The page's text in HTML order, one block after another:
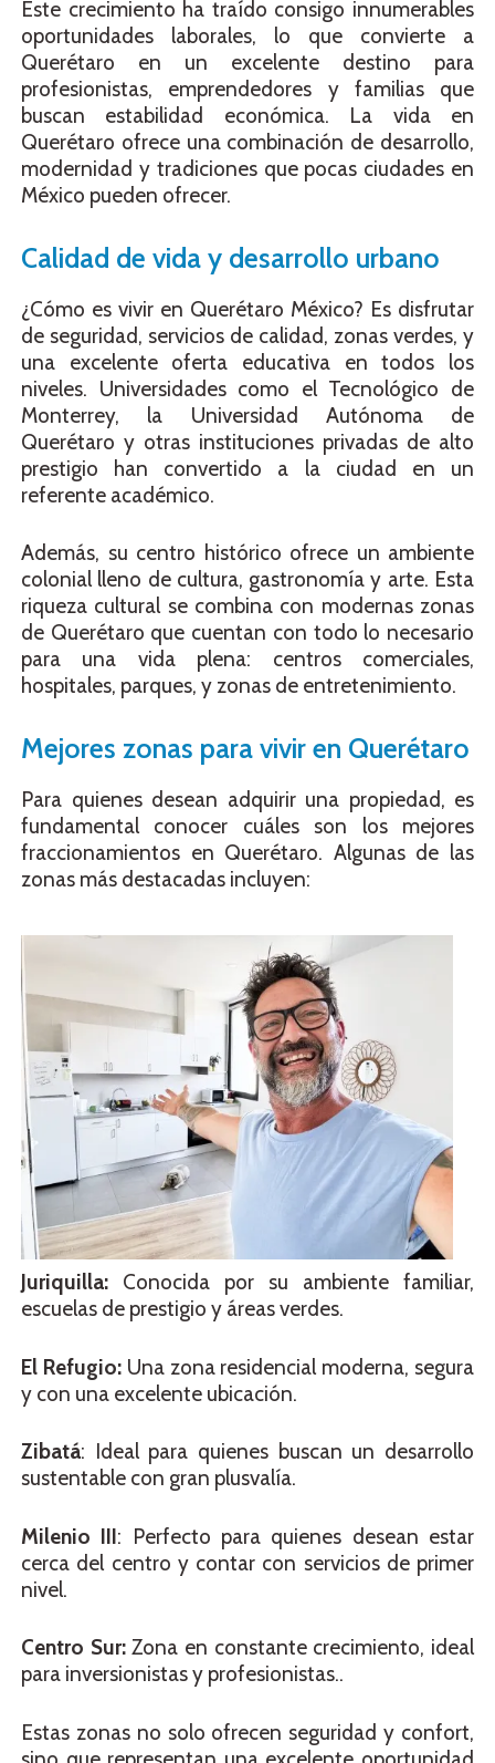
Este crecimiento ha traído consigo innumerables
oportunidades laborales, lo que convierte a
Querétaro en un excelente destino para
profesionistas, emprendedores y familias que
buscan estabilidad económica. La vida en
Querétaro ofrece una combinación de desarrollo,
modernidad y tradiciones que pocas ciudades en
México pueden ofrecer.
Calidad de vida y desarrollo urbano
¿Cómo es vivir en Querétaro México? Es disfrutar
de seguridad, servicios de calidad, zonas verdes, y
una excelente oferta educativa en todos los
niveles. Universidades como el Tecnológico de
Monterrey, la Universidad Autónoma de
Querétaro y otras instituciones privadas de alto
prestigio han convertido a la ciudad en un
referente académico.
Además, su centro histórico ofrece un ambiente
colonial lleno de cultura, gastronomía y arte. Esta
riqueza cultural se combina con modernas zonas
de Querétaro que cuentan con todo lo necesario
para una vida plena: centros comerciales,
hospitales, parques, y zonas de entretenimiento.
Mejores zonas para vivir en Querétaro
Para quienes desean adquirir una propiedad, es
fundamental conocer cuáles son los mejores
fraccionamientos en Querétaro. Algunas de las
zonas más destacadas incluyen:
Juriquilla: Conocida por su ambiente familiar,
escuelas de prestigio y áreas verdes.
El Refugio:Una zona residencial moderna, segura
y con una excelente ubicación.
Zibatá: Ideal para quienes buscan un desarrollo
sustentable con gran plusvalía.
Milenio III: Perfecto para quienes desean estar
cerca del centro y contar con servicios de primer
nivel.
Centro Sur:Zona en constante crecimiento, ideal
para inversionistas y profesionistas..
Estas zonas no solo ofrecen seguridad y confort,